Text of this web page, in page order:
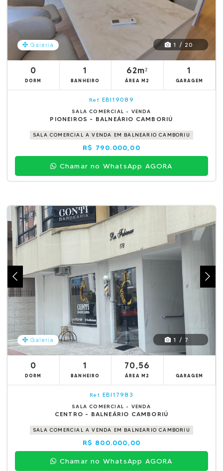
Galeria 1 / 20
0
DORM
1
BANHEIRO
62m²
ÁREA M2
1
GARAGEM
Ref. EBI19089
SALA COMERCIAL - VENDA
PIONEIROS - BALNEÁRIO CAMBORIÚ
SALA COMERCIAL A VENDA EM BALNEARIO CAMBORIU
R$ 790.000,00
Chamar no WhatsApp AGORA
Galeria 1 / 7
0
DORM
1
BANHEIRO
70,56
ÁREA M2 GARAGEM
Ref. EBI17983
SALA COMERCIAL - VENDA
CENTRO - BALNEÁRIO CAMBORIÚ
SALA COMERCIAL A VENDA EM BALNEARIO CAMBORIU
R$ 800.000,00
Chamar no WhatsApp AGORA